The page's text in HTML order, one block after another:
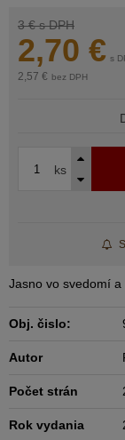
3 €s DPH
2,70 € s
2,57 € bez DPH
ks
Jasno vo svedomí a
Obj. čislo:
Autor
Počet strán
Rok vydania